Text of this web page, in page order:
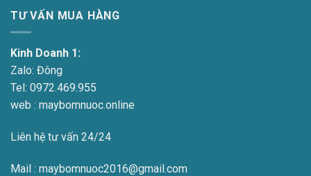
TƯ VẤN MUA HÀNG
Kinh Doanh 1:
Zalo: Đông
Tel: 0972.469.955
web : maybomnuoc.online
Liên hệ tư vấn 24/24
Mail : maybomnuoc2016@gmail.com